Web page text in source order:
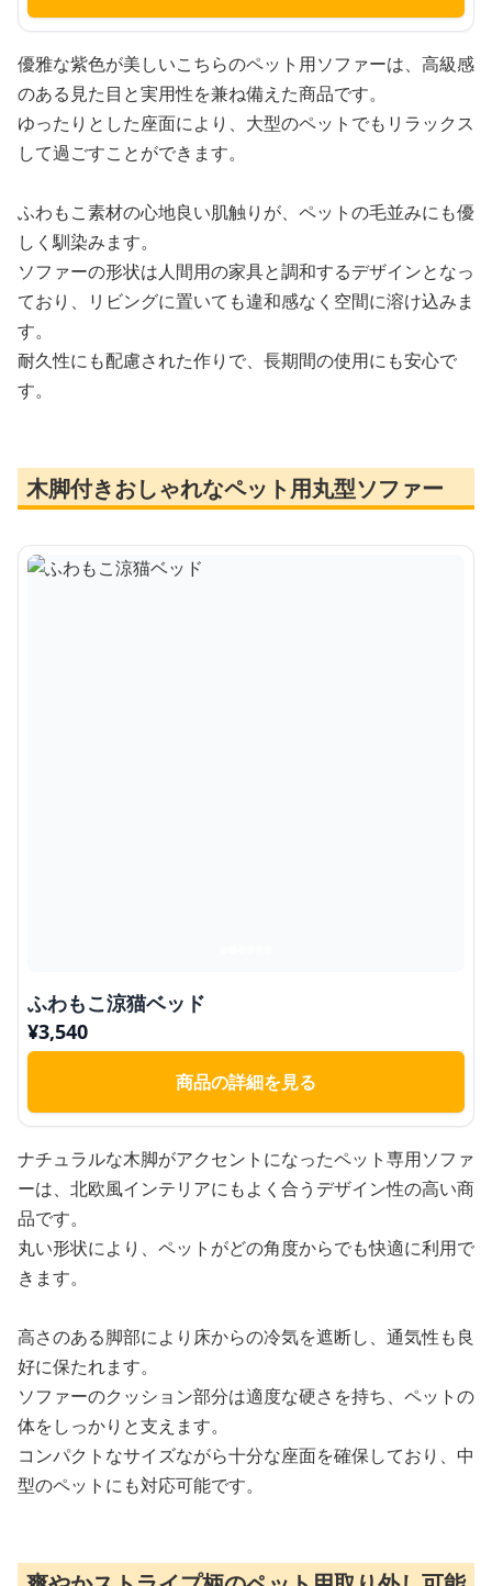
優雅な紫色が美しいこちらのペット用ソファーは、高級感
のある見た目と実用性を兼ね備えた商品です。
ゆったりとした座面により、大型のペットでもリラックス
して過ごすことができます。
ふわもこ素材の心地良い肌触りが、ペットの毛並みにも優
しく馴染みます。
ソファーの形状は人間用の家具と調和するデザインとなっ
ており、リビングに置いても違和感なく空間に溶け込みま
す。
耐久性にも配慮された作りで、長期間の使用にも安心で
す。
木脚付きおしゃれなペット用丸型ソファー
ふわもこ涼猫ベッド
¥3,540
商品の詳細を見る
ナチュラルな木脚がアクセントになったペット専用ソファ
ーは、北欧風インテリアにもよく合うデザイン性の高い商
品です。
丸い形状により、ペットがどの角度からでも快適に利用で
きます。
高さのある脚部により床からの冷気を遮断し、通気性も良
好に保たれます。
ソファーのクッション部分は適度な硬さを持ち、ペットの
体をしっかりと支えます。
コンパクトなサイズながら十分な座面を確保しており、中
型のペットにも対応可能です。